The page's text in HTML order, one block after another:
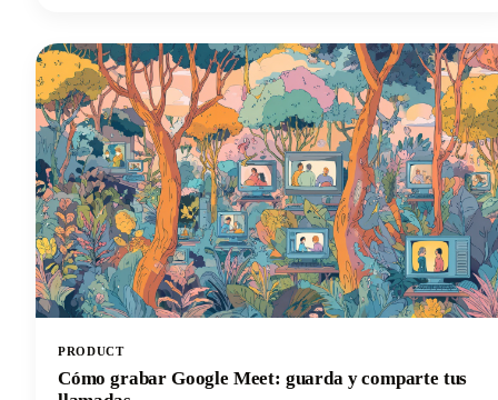
blogueo y ayudarte a recuperar esas preciosas horas.
PRODUCT
Cómo grabar Google Meet: guarda y comparte tus